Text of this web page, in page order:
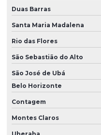
Vulcanização de peças de
Vulcanização de peças de
Duas Barras
Santa Maria Madalena
Rio das Flores
São Sebastião do Alto
São José de Ubá
Belo Horizonte
Contagem
Montes Claros